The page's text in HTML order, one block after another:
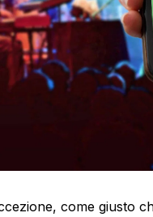
come giusto